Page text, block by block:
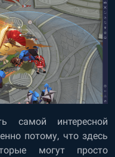
самой интересной
потому, что здесь
могут просто